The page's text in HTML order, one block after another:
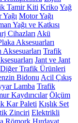
Tamir Kiti KrikoYağ
Motor Yağı
Yağı ve Katkısı
Cihazları Akü
Aksesuarları
Aksesuarları Trafik
Jant ve Jant
Diğer Trafik Ürünleri
Bidonu Acil Çıkış
Lamba Trafik
Kaydırıcılar Ölçüm
Kar Paleti Kışlık Set
Zinciri Elektrikli
Römork Hırdavat